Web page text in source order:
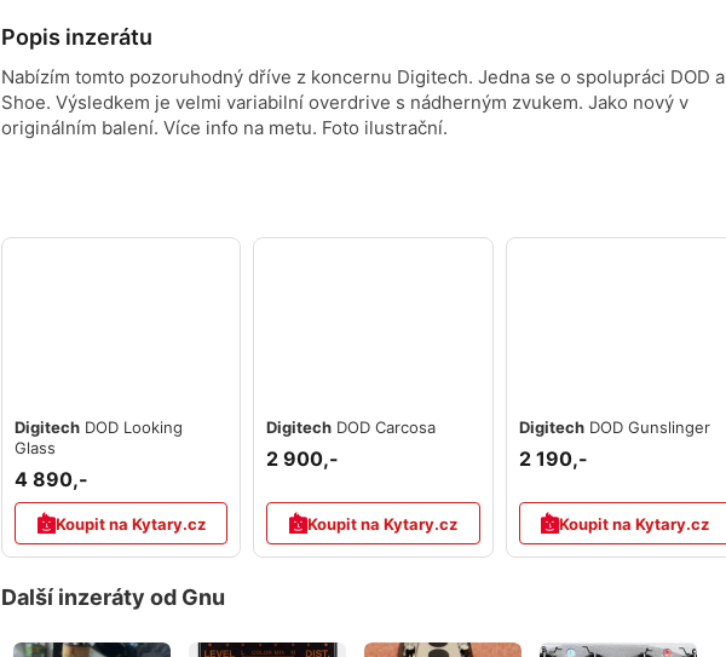
Popis inzerátu
Nabízím tomto pozoruhodný dříve z koncernu Digitech. Jedna se o spolupráci DOD a
Shoe. Výsledkem je velmi variabilní overdrive s nádherným zvukem. Jako nový v
originálním balení. Více info na metu. Foto ilustrační.
Digitech DOD Looking
Glass
4 890,-
Koupit na Kytary.cz
Digitech DOD Carcosa
2 900,-
Koupit na Kytary.cz
Digitech DOD Gunslinger
2 190,-
Koupit na Kytary.cz
Další inzeráty od Gnu